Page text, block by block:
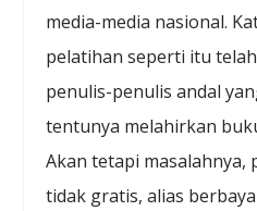
media-media nasional.
pelatihan seperti itu
penulis-penulis andal
tentunya melahirkan
Akan tetapi masalahnya,
tidak gratis, alias